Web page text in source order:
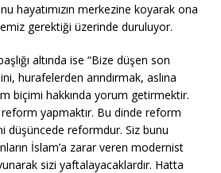
hayatımızın merkezine koyarak ona
gerektiği üzerinde duruluyor.
altında ise “Bize düşen son
hurafelerden arındırmak, aslına
biçimi hakkında yorum getirmektir.
yapmaktır. Bu dinde reform
düşüncede reformdur. Siz bunu
İslam’a zarar veren modernist
sizi yaftalayacaklardır. Hatta